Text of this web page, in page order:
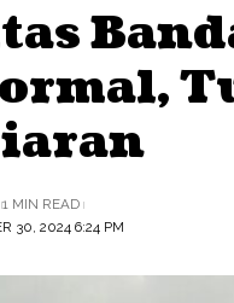
30, 2024 6:24 PM
1 MIN READ